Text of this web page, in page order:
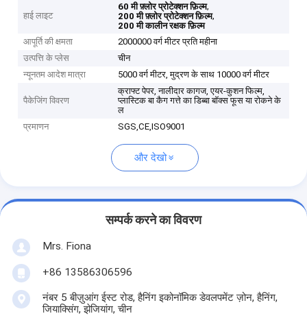
हाई लाइट
60 मी फ़्लोर प्रोटेक्शन फ़िल्म,
200 मी फ़्लोर प्रोटेक्शन फ़िल्म,
200 मी कालीन रक्षक फ़िल्म
आपूर्ति की क्षमता
2000000 वर्ग मीटर प्रति महीना
उत्पत्ति के प्लेस
चीन
न्यूनतम आदेश मात्रा
5000 वर्ग मीटर, मुद्रण के साथ 10000 वर्ग मीटर
पैकेजिंग विवरण
क्राफ्ट पेपर, नालीदार कागज, एयर-कुशन फिल्म,
प्लास्टिक बा कैग गत्ते का डिब्बा बॉक्स फूस या रोकने के
ल
प्रमाणन
SGS,CE,ISO9001
और देखो
सम्पर्क करने का विवरण
Mrs. Fiona
+86 13586306596
नंबर 5 बीज़ुआंग ईस्ट रोड, हैनिंग इकोनॉमिक डेवलपमेंट ज़ोन, हैनिंग,
जियाक्सिंग, झेजियांग, चीन